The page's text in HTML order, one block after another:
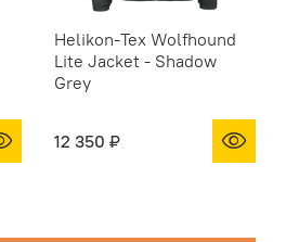
Helikon-Tex Wolfhound
Lite Jacket - Shadow
Grey
12 350 ₽